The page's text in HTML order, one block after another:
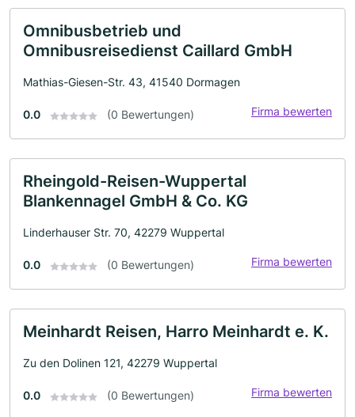
Omnibusbetrieb und
Omnibusreisedienst Caillard GmbH
Mathias-Giesen-Str. 43, 41540 Dormagen
0.0 (0 Bewertungen) Firma bewerten
Rheingold-Reisen-Wuppertal
Blankennagel GmbH & Co. KG
Linderhauser Str. 70, 42279 Wuppertal
0.0 (0 Bewertungen) Firma bewerten
Meinhardt Reisen, Harro Meinhardt e. K.
Zu den Dolinen 121, 42279 Wuppertal
0.0 (0 Bewertungen) Firma bewerten